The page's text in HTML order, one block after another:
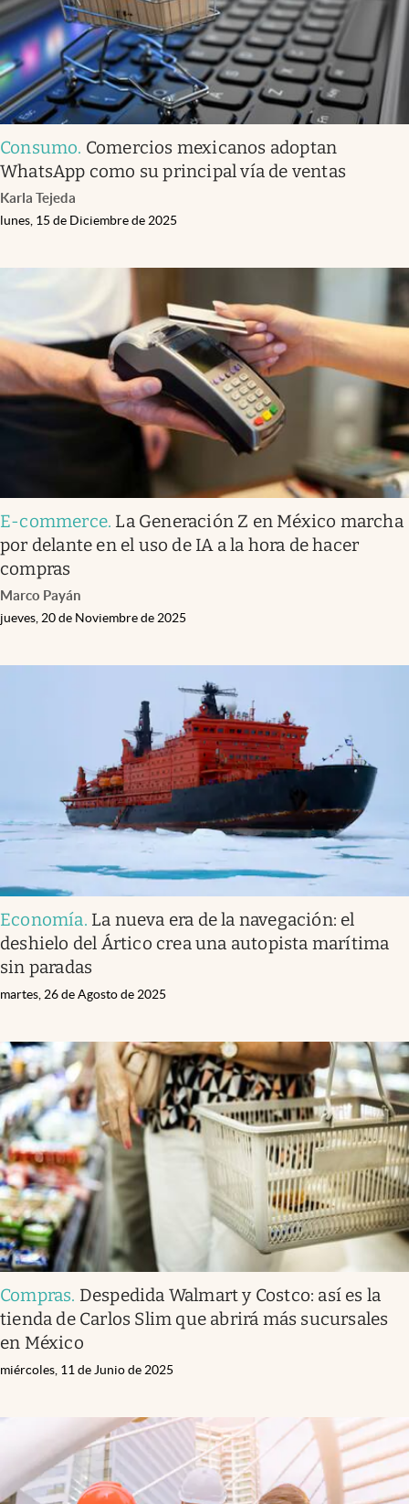
Consumo. Comercios mexicanos adoptan
WhatsApp como su principal vía de ventas
Karla Tejeda
lunes, 15 de Diciembre de 2025
E-commerce. La Generación Z en México marcha
por delante en el uso de IA a la hora de hacer
compras
Marco Payán
jueves, 20 de Noviembre de 2025
Economía. La nueva era de la navegación: el
deshielo del Ártico crea una autopista marítima
sin paradas
martes, 26 de Agosto de 2025
Compras. Despedida Walmart y Costco: así es la
tienda de Carlos Slim que abrirá más sucursales
en México
miércoles, 11 de Junio de 2025